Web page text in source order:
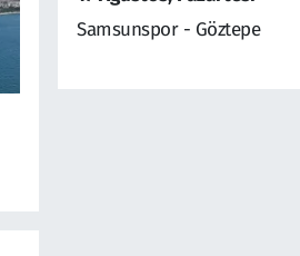
Samsunspor - Göztepe